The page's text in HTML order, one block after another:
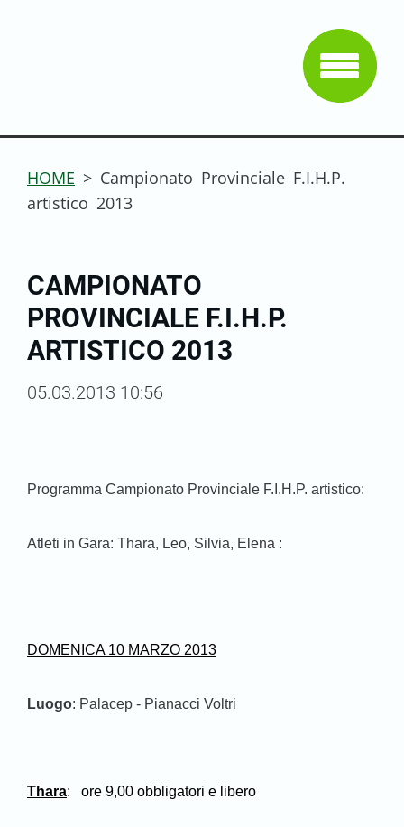
HOME > Campionato Provinciale F.I.H.P.
artistico 2013
CAMPIONATO
PROVINCIALE F.I.H.P.
ARTISTICO 2013
05.03.2013 10:56
Programma Campionato Provinciale F.I.H.P. artistico:
Atleti in Gara: Thara, Leo, Silvia, Elena :
DOMENICA 10 MARZO 2013
Luogo: Palacep - Pianacci Voltri
Thara: ore 9,00 obbligatori e libero